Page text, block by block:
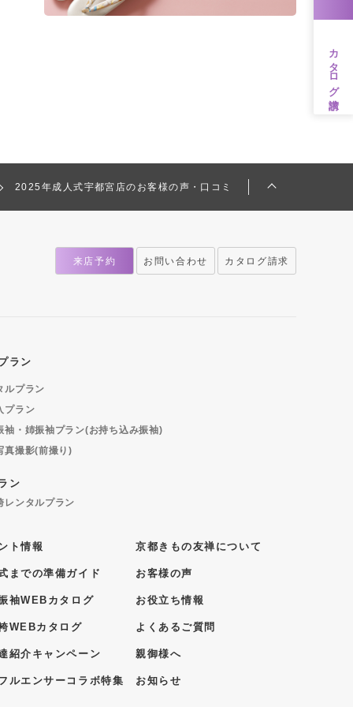
2025年成人式宇都宮店のお客様の声・口コミ
カタログ請求
来店予約 お問い合わせ カタログ請求
ラン
ルプラン
プラン
袖・姉振袖プラン(お持ち込み振袖)
真撮影(前撮り)
ン
レンタルプラン
ト情報
までの準備ガイド
袖WEBカタログ
WEBカタログ
紹介キャンペーン
ルエンサーコラボ特集
京都きもの友禅について
お客様の声
お役立ち情報
よくあるご質問
親御様へ
お知らせ